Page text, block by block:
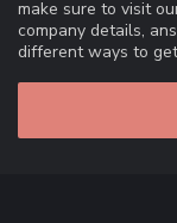
make sure to visit
company details,
different ways to